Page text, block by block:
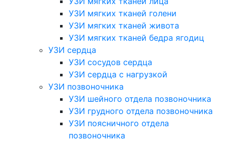
УЗИ мягких тканей голени
УЗИ мягких тканей живота
УЗИ мягких тканей бедра ягодиц
УЗИ сердца
УЗИ сосудов сердца
УЗИ сердца с нагрузкой
УЗИ позвоночника
УЗИ шейного отдела позвоночника
УЗИ грудного отдела позвоночника
УЗИ поясничного отдела
позвоночника